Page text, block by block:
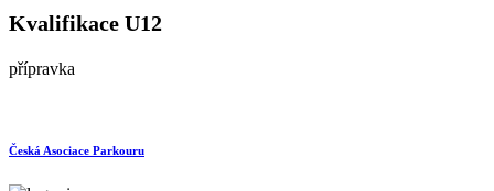
Kvalifikace U12
přípravka
Česká Asociace Parkouru